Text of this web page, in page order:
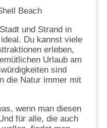
und Strand in
Du kannst viele
erleben,
Urlaub am
sind
die Natur immer mit
wenn man diesen
für alle, die auch